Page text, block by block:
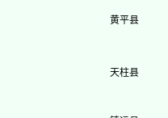
黄平县
天柱县